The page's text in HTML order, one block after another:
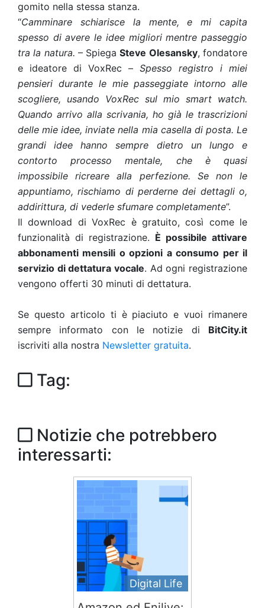
gomito nella stessa stanza.
“Camminare schiarisce la mente, e mi capita
spesso di avere le idee migliori mentre passeggio
tra la natura. – SpiegaSteve Olesansky, fondatore
e ideatore di VoxRec – Spesso registro i miei
pensieri durante le mie passeggiate intorno alle
scogliere, usando VoxRec sul mio smart watch.
Quando arrivo alla scrivania, ho già le trascrizioni
delle mie idee, inviate nella mia casella di posta. Le
grandi idee hanno sempre dietro un lungo e
contorto processo mentale, che è quasi
impossibile ricreare alla perfezione. Se non le
appuntiamo, rischiamo di perderne dei dettagli o,
addirittura, di vederle sfumare completamente”.
Il download di VoxRec è gratuito, così come le
funzionalità di registrazione. È possibile attivare
abbonamenti mensili o opzioni a consumo per il
servizio di dettatura vocale. Ad ogni registrazione
vengono offerti 30 minuti di dettatura.
Se questo articolo ti è piaciuto e vuoi rimanere
sempre informato con le notizie di BitCity.it
iscriviti alla nostra Newsletter gratuita.
Tag:
Notizie che potrebbero
interessarti:
Digital Life